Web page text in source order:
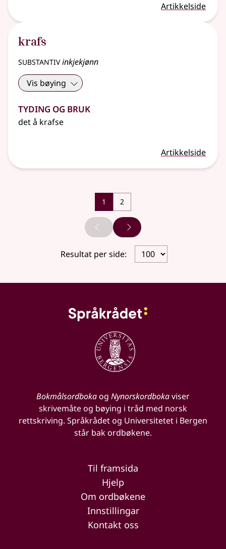
Artikkelside
krafs
substantivinkjekjønn
Vis bøying
Tyding og bruk
det å krafse
Artikkelside
1 2
Forrige sideNeste side
Resultat per side:
Bokmålsordbokaog Nynorskordbokaviser
skrivemåte og bøying i tråd med norsk
rettskriving. Språkrådet og Universitetet i Bergen
står bak ordbøkene.
Til framsida
Hjelp
Om ordbøkene
Innstillingar
Kontakt oss